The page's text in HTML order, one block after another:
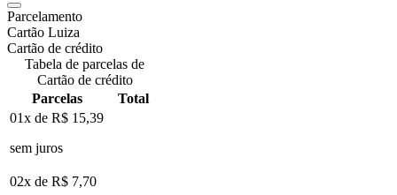
Parcelamento
Cartão Luiza
Cartão de crédito
Tabela de parcelas de
Cartão de crédito
Parcelas
Total
01x de R$ 15,39
sem juros
02x de R$ 7,70